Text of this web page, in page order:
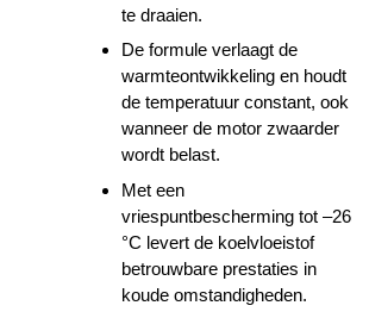
te draaien.
De formule verlaagt de
warmteontwikkeling en houdt
de temperatuur constant, ook
wanneer de motor zwaarder
wordt belast.
Met een
vriespuntbescherming tot –26
°C levert de koelvloeistof
betrouwbare prestaties in
koude omstandigheden.